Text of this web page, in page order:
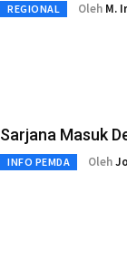
REGIONAL Oleh M.
Sarjana Masuk
INFO PEMDA Oleh